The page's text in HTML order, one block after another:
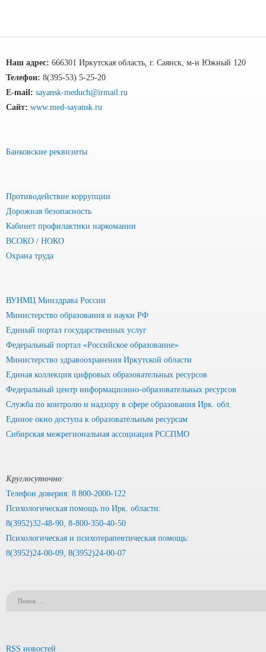
Наш адрес: 666301 Иркутская область, г. Саянск, м-н Южный 120
Телефон: 8(395-53) 5-25-20
E-mail: sayansk-meduch@irmail.ru
Сайт: www.med-sayansk.ru
Банковские реквизиты
Противодействие коррупции
Дорожная безопасность
Кабинет профилактики наркомании
ВСОКО / НОКО
Охрана труда
ВУНМЦ Минздрава России
Министерство образования и науки РФ
Единый портал государственных услуг
Федеральный портал «Российское образование»
Министерство здравоохранения Иркутской области
Единая коллекция цифровых образовательных ресурсов
Федеральный центр информационно-образовательных ресурсов
Служба по контролю и надзору в сфере образования Ирк. обл.
Единое окно доступа к образовательным ресурсам
Сибирская межрегиональная ассоциация РССПМО
Круглосуточно:
Телефон доверия: 8 800-2000-122
Психологическая помощь по Ирк. области:
8(3952)32-48-90, 8-800-350-40-50
Психологическая и психотерапевтическая помощь:
8(3952)24-00-09, 8(3952)24-00-07
RSS новостей